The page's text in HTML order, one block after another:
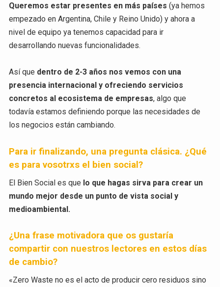
Queremos estar presentes en más países (ya hemos
empezado en Argentina, Chile y Reino Unido) y ahora a
nivel de equipo ya tenemos capacidad para ir
desarrollando nuevas funcionalidades.
Así que dentro de 2-3 años nos vemos con una
presencia internacional y ofreciendo servicios
concretos al ecosistema de empresas, algo que
todavía estamos definiendo porque las necesidades de
los negocios están cambiando.
Para ir finalizando, una pregunta clásica. ¿Qué
es para vosotrxs el bien social?
El Bien Social es que lo que hagas sirva para crear un
mundo mejor desde un punto de vista social y
medioambiental.
¿Una frase motivadora que os gustaría
compartir con nuestros lectores en estos días
de cambio?
«Zero Waste no es el acto de producir cero residuos sino